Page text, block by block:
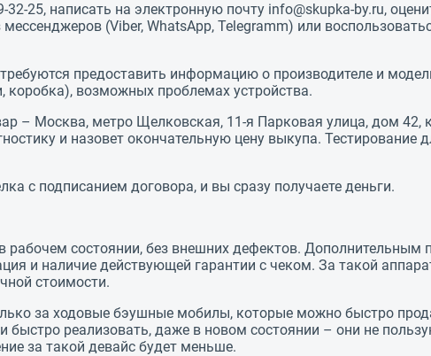
25, написать на электронную почту info@skupka-by.ru,
мессенджеров (Viber, WhatsApp, Telegramm) или
предоставить информацию о производителе и
коробка), возможных проблемах устройства.
– Москва, метро Щелковская, 11-я Парковая улица, дом 42,
и назовет окончательную цену выкупа. Тестирование
с подписанием договора, и вы сразу получаете деньги.
рабочем состоянии, без внешних дефектов. Дополнительным
и наличие действующей гарантии с чеком. За такой
стоимости.
за ходовые бэушные мобилы, которые можно быстро
реализовать, даже в новом состоянии – они не
за такой девайс будет меньше.